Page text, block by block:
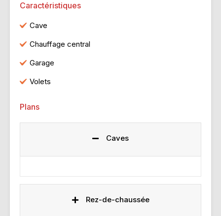
Caractéristiques
Cave
Chauffage central
Garage
Volets
Plans
Caves
Rez-de-chaussée